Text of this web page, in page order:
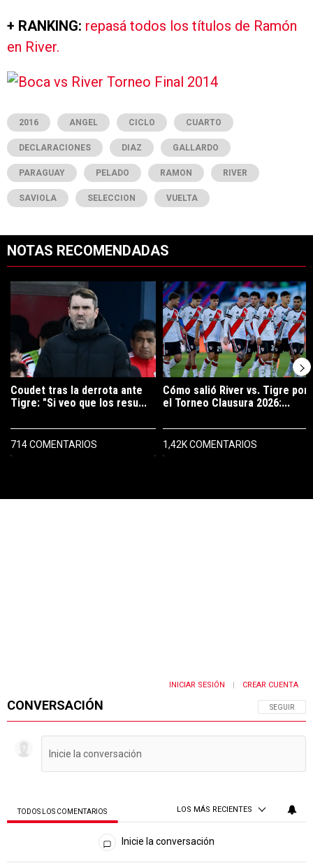
+ RANKING: repasá todos los títulos de Ramón
en River.
2016 ANGEL CICLO CUARTO
DECLARACIONES DIAZ GALLARDO
PARAGUAY PELADO RAMON RIVER
SAVIOLA SELECCION VUELTA
NOTAS RECOMENDADAS
Un artículo de tendencia con el título "Coudet tras la derrota ante
Coudet tras la derrota ante
Tigre: "Si veo que los resu...
714 COMENTARIOS
Un artículo de tendencia con el
Cómo salió River vs. Tigre por
el Torneo Clausura 2026:...
1,42K COMENTARIOS
CONVERSACIÓN SIGA ESTA
SEGUIR
INICIAR SESIÓN CREAR CUENTA
TODOS LOS COMENTARIOS LOS MÁS RECIENTES
Todos los comentarios
Inicie la conversación